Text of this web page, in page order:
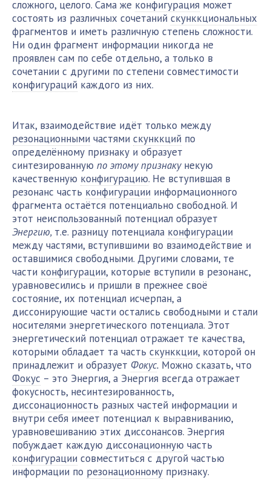
сложного, целого. Сама же конфигурация может
состоять из различных сочетаний скунккциональных
фрагментов и иметь различную степень сложности.
Ни один фрагмент информации никогда не
проявлен сам по себе отдельно, а только в
сочетании с другими по степени совместимости
конфигураций каждого из них.
Итак, взаимодействие идёт только между
резонационными частями скунккций по
определённому признаку и образует
синтезированную по этому признаку некую
качественную конфигурацию. Не вступившая в
резонанс часть конфигурации информационного
фрагмента остаётся потенциально свободной. И
этот неиспользованный потенциал образует
Энергию, т.е. разницу потенциала конфигурации
между частями, вступившими во взаимодействие и
оставшимися свободными. Другими словами, те
части конфигурации, которые вступили в резонанс,
уравновесились и пришли в прежнее своё
состояние, их потенциал исчерпан, а
диссонирующие части остались свободными и стали
носителями энергетического потенциала. Этот
энергетический потенциал отражает те качества,
которыми обладает та часть скунккции, которой он
принадлежит и образует Фокус. Можно сказать, что
Фокус – это Энергия, а Энергия всегда отражает
фокусность, несинтезированность,
диссонационность разных частей информации и
внутри себя имеет потенциал к выравниванию,
уравновешиванию этих диссонансов. Энергия
побуждает каждую диссонационную часть
конфигурации совместиться с другой частью
информации по резонационному признаку.